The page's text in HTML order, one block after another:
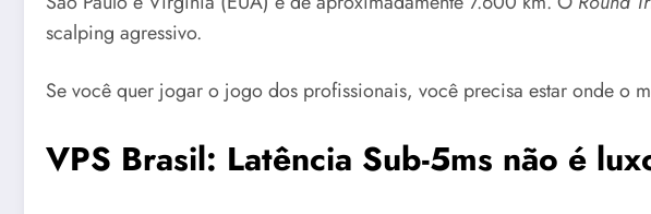
scalping agressivo.
Se você quer jogar o jogo dos profissionais, você precisa estar onde o
VPS Brasil: Latência Sub-5ms não é